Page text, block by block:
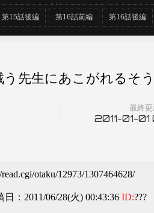
第15話後編 第16話前編 第16話後編
最終
2011-01-
う先生にあこがれるそ
otaku/12973/1307464628/
日：2011/06/28(火) 00:43:36 ID:???